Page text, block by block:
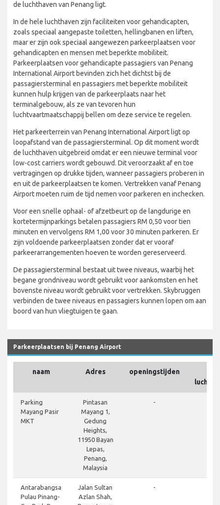
de luchthaven van Penang ligt.
In de hele luchthaven zijn faciliteiten voor gehandicapten,
zoals speciaal aangepaste toiletten, hellingbanen en liften,
maar er zijn ook speciaal aangewezen parkeerplaatsen voor
gehandicapten en mensen met beperkte mobiliteit.
Parkeerplaatsen voor gehandicapte passagiers van Penang
International Airport bevinden zich het dichtst bij de
passagiersterminal en passagiers met beperkte mobiliteit
kunnen hulp krijgen van de parkeerplaats naar het
terminalgebouw, als ze van tevoren hun
luchtvaartmaatschappij bellen om deze service te regelen.
Het parkeerterrein van Penang International Airport ligt op
loopafstand van de passagiersterminal. Op dit moment wordt
de luchthaven uitgebreid omdat er een nieuwe terminal voor
low-cost carriers wordt gebouwd. Dit veroorzaakt af en toe
vertragingen op drukke tijden, wanneer passagiers proberen in
en uit de parkeerplaatsen te komen. Vertrekken vanaf Penang
Airport moeten ruim de tijd nemen voor parkeren en inchecken.
Voor een snelle ophaal- of afzetbeurt op de langdurige en
kortetermijnparkings betalen passagiers RM 0,50 voor tien
minuten en vervolgens RM 1,00 voor 30 minuten parkeren. Er
zijn voldoende parkeerplaatsen zonder dat er vooraf
parkeerarrangementen hoeven te worden gereserveerd.
De passagiersterminal bestaat uit twee niveaus, waarbij het
begane grondniveau wordt gebruikt voor aankomsten en het
bovenste niveau wordt gebruikt voor vertrekken. Skybruggen
verbinden de twee niveaus en passagiers kunnen lopen om aan
boord van hun vliegtuigen te gaan.
Parkeerplaatsen bij Penang Airport
naam Adres openingstijden
Parking
Mayang Pasir
MKT
Pintasan
Mayang 1,
Gedung
Heights,
11950 Bayan
Lepas,
Penang,
Malaysia
-
Antarabangsa
Pulau Pinang-
Jalan Sultan
Azlan Shah,
-